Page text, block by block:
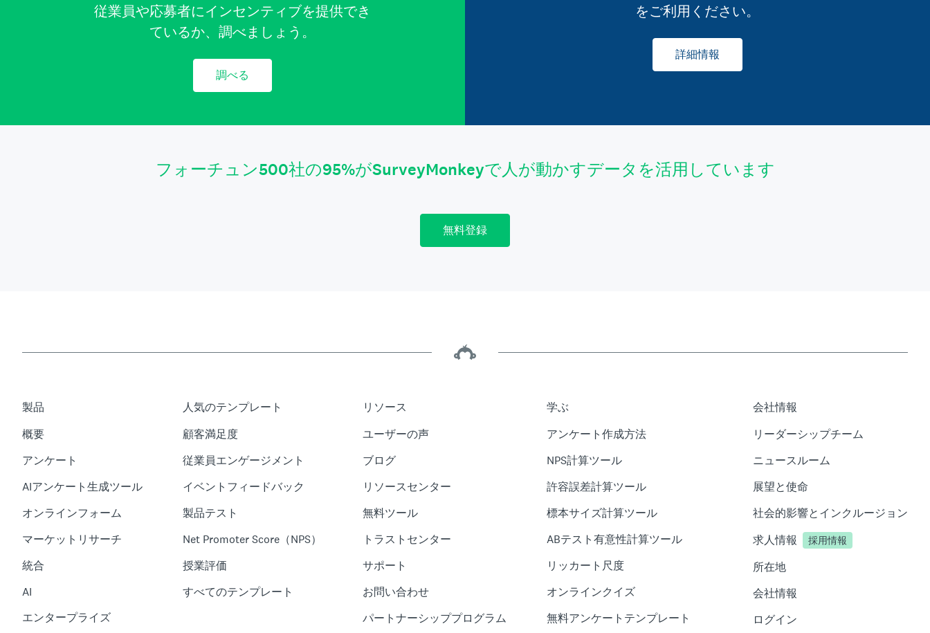
従業員や応募者にインセンティブを提供でき
ているか、調べましょう。
調べる
をご利用ください。
詳細情報
フォーチュン500社の95%がSurveyMonkeyで人が動かすデータを活用しています
無料登録
製品
概要
アンケート
AIアンケート生成ツール
オンラインフォーム
マーケットリサーチ
統合
AI
エンタープライズ
人気のテンプレート
顧客満足度
従業員エンゲージメント
イベントフィードバック
製品テスト
Net Promoter Score（NPS）
授業評価
すべてのテンプレート
リソース
ユーザーの声
ブログ
リソースセンター
無料ツール
トラストセンター
サポート
お問い合わせ
パートナーシッププログラム
学ぶ
アンケート作成方法
NPS計算ツール
許容誤差計算ツール
標本サイズ計算ツール
ABテスト有意性計算ツール
リッカート尺度
オンラインクイズ
無料アンケートテンプレート
会社情報
リーダーシップチーム
ニュースルーム
展望と使命
社会的影響とインクルージョン
求人情報
採用情報
所在地
会社情報
ログイン